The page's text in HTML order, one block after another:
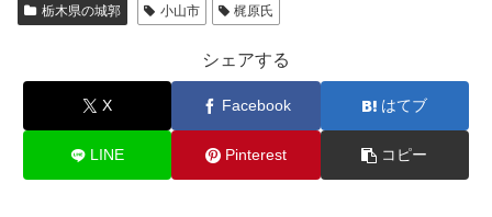
栃木県の城郭 小山市 梶原氏
シェアする
X Facebook はてブ
LINE Pinterest コピー